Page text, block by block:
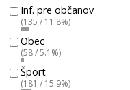
Inf. pre občanov
(135 / 11.8%)
Obec
(58 / 5.1%)
Šport
(181 / 15.9%)